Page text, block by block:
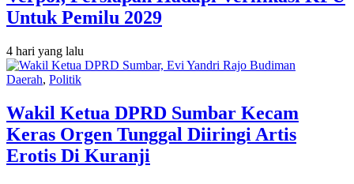
Untuk Pemilu 2029
4 hari yang lalu
Daerah, Politik
Wakil Ketua DPRD Sumbar Kecam
Keras Orgen Tunggal Diiringi Artis
Erotis Di Kuranji